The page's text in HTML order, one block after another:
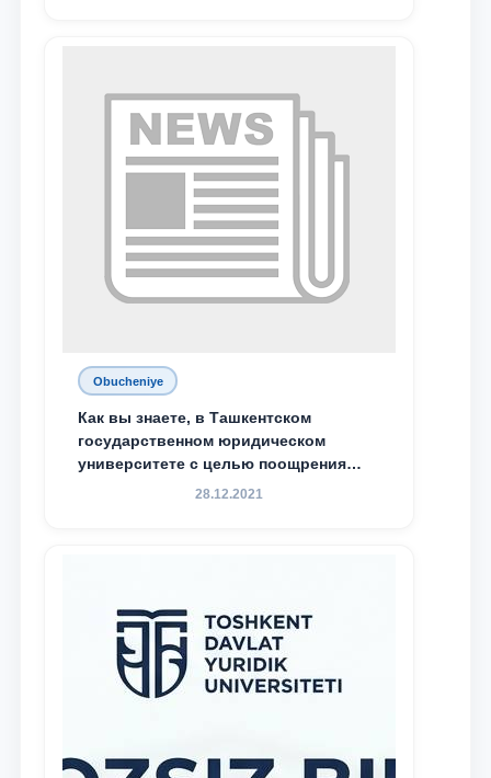
специальной стипендии имени
Хадичи Сулеймановой.
Obucheniye
Как вы знаете, в Ташкентском
государственном юридическом
университете с целью поощрения
талантливых, активных и
28.12.2021